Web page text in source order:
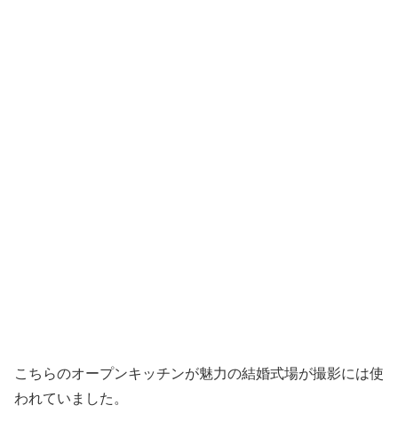
こちらのオープンキッチンが魅力の結婚式場が撮影には使
われていました。